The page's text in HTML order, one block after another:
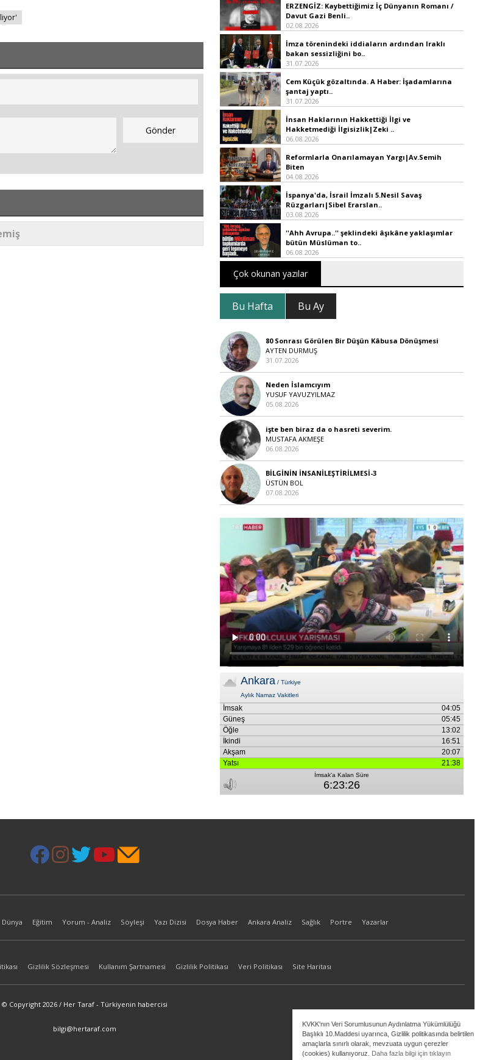
KVKK'nın Veri Sorumlusunun Aydınlatma Yükümlülüğü
Başlıklı 10.Maddesi uyarınca, Gizlilik politikasında belirtilen
amaçlarla sınırlı olarak, mevzuata uygun çerezler
(cookies) kullanıyoruz. Daha fazla bilgi için tıklayın
ERZENGİZ: Kaybettiğimiz İç Dünyanın Romanı /
Davut Gazi Benli..
02.08.2026
İmza törenindeki iddiaların ardından Iraklı
bakan sessizliğini bo..
31.07.2026
Cem Küçük gözaltında. A Haber: İşadamlarına
şantaj yaptı..
31.07.2026
İnsan Haklarının Hakkettiği İlgi ve
Hakketmediği İlgisizlik|Zeki ..
06.08.2026
Reformlarla Onarılamayan Yargı|Av.Semih
Biten
04.08.2026
İspanya'da, İsrail İmzalı 5.Nesil Savaş
Rüzgarları|Sibel Erarslan..
03.08.2026
''Ahh Avrupa..'' şeklindeki âşıkâne yaklaşımlar
bütün Müslüman to..
06.08.2026
Çok okunan yazılar
Bu Hafta Bu Ay
80 Sonrası Görülen Bir Düşün Kâbusa Dönüşmesi
AYTEN DURMUŞ
31.07.2026
Neden İslamcıyım
YUSUF YAVUZYILMAZ
05.08.2026
işte ben biraz da o hasreti severim.
MUSTAFA AKMEŞE
06.08.2026
BİLGİNİN İNSANİLEŞTİRİLMESİ-3
ÜSTÜN BOL
07.08.2026
Dünya Eğitim Yorum - Analiz Söyleşi Yazı Dizisi Dosya Haber Ankara Analiz Sağlık Portre Yazarlar
Gizlilik Sözleşmesi Kullanım Şartnamesi Gizlilik Politikası Veri Politikası Site Haritası
© Copyright 2026 / Her Taraf - Türkiyenin habercisi
bilgi@hertaraf.com